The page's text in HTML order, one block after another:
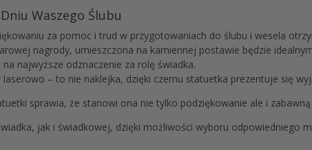
Waszego Ślubu
za pomoc i trud w przygotowaniach do ślubu i wesela
nagrody, umieszczona na kamiennej postawie będzie
najwyższe odznaczenie za rolę świadka.
– to nie naklejka, dzięki czemu statuetka prezentuje się
sprawia, że stanowi ona nie tylko podziękowanie ale i
jak i świadkowej, dzięki możliwości wyboru odpowiedniego